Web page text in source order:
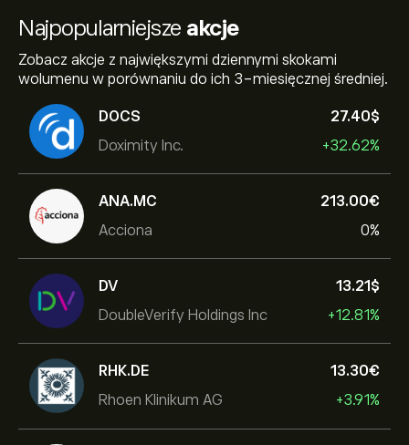
Najpopularniejsze akcje
Zobacz akcje z największymi dziennymi skokami
wolumenu w porównaniu do ich 3-miesięcznej średniej.
DOCS
Doximity Inc.
27.40‎$‎
+32.62%
ANA.MC
Acciona
213.00‎€‎
0%
DV
DoubleVerify Holdings Inc
13.21‎$‎
+12.81%
RHK.DE
Rhoen Klinikum AG
13.30‎€‎
+3.91%